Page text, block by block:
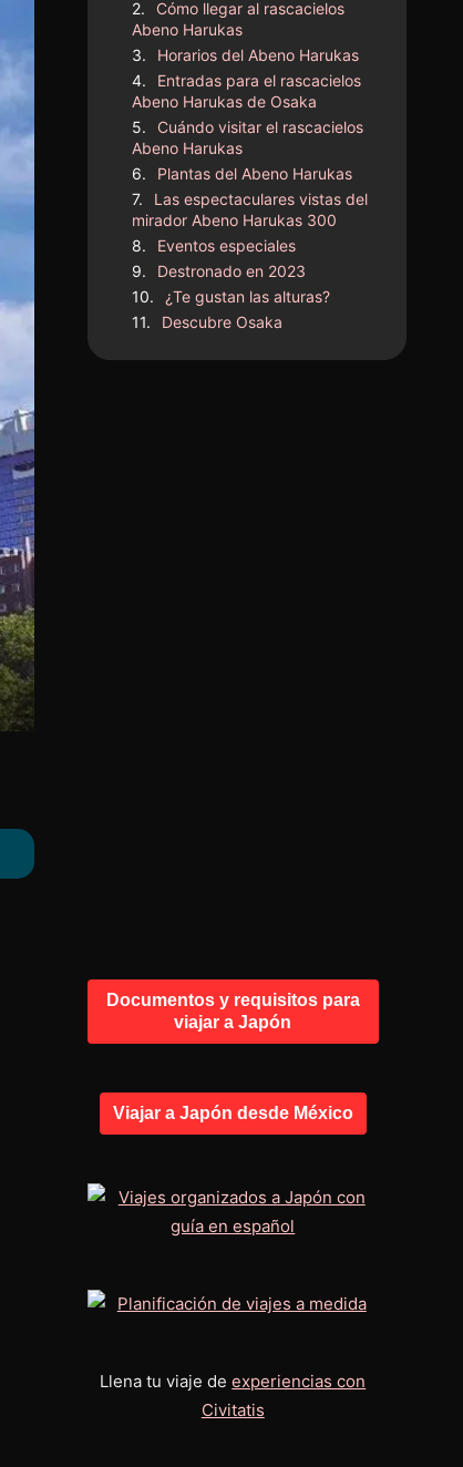
Cómo llegar al rascacielos
Abeno Harukas
Horarios del Abeno Harukas
Entradas para el rascacielos
Abeno Harukas de Osaka
Cuándo visitar el rascacielos
Abeno Harukas
Plantas del Abeno Harukas
Las espectaculares vistas del
mirador Abeno Harukas 300
Eventos especiales
Destronado en 2023
¿Te gustan las alturas?
Descubre Osaka
Documentos y requisitos para
viajar a Japón
Viajar a Japón desde México
Llena tu viaje deexperiencias con
Civitatis